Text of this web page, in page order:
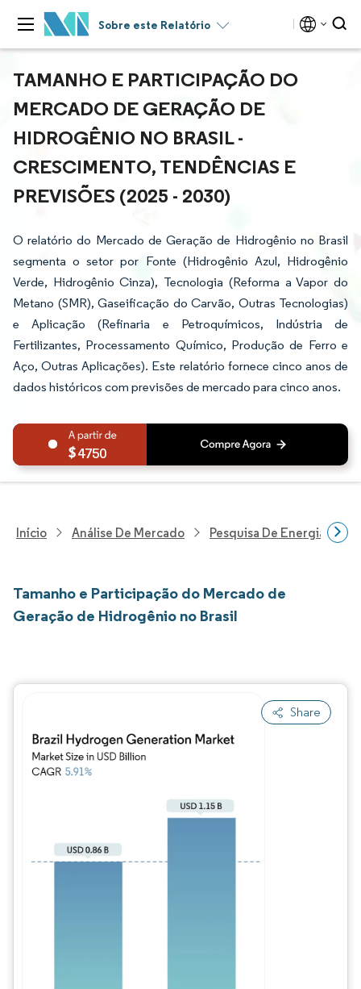
Sobre este Relatório
TAMANHO E PARTICIPAÇÃO DO
MERCADO DE GERAÇÃO DE
HIDROGÊNIO NO BRASIL -
CRESCIMENTO, TENDÊNCIAS E
PREVISÕES (2025 - 2030)
O relatório do Mercado de Geração de Hidrogênio no Brasil
segmenta o setor por Fonte (Hidrogênio Azul, Hidrogênio
Verde, Hidrogênio Cinza), Tecnologia (Reforma a Vapor do
Metano (SMR), Gaseificação do Carvão, Outras Tecnologias)
e Aplicação (Refinaria e Petroquímicos, Indústria de
Fertilizantes, Processamento Químico, Produção de Ferro e
Aço, Outras Aplicações). Este relatório fornece cinco anos de
dados históricos com previsões de mercado para cinco anos.
4750
Início Análise De Mercado Pesquisa De Energia E
Tamanho e Participação do Mercado de
Geração de Hidrogênio no Brasil
Share